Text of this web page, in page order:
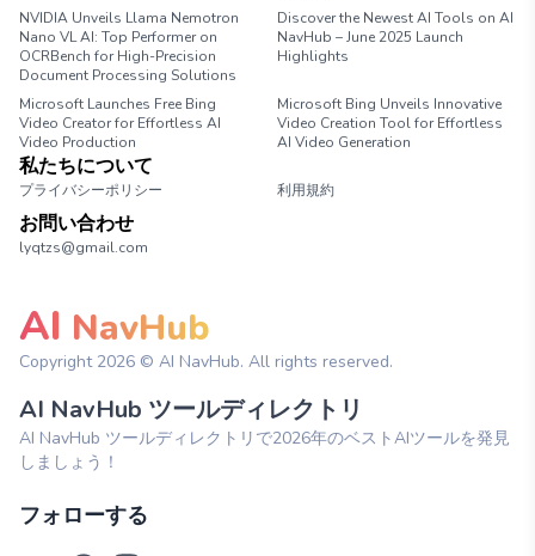
NVIDIA Unveils Llama Nemotron
Nano VL AI: Top Performer on
OCRBench for High-Precision
Document Processing Solutions
Discover the Newest AI Tools on AI
NavHub – June 2025 Launch
Highlights
Microsoft Launches Free Bing
Video Creator for Effortless AI
Video Production
Microsoft Bing Unveils Innovative
Video Creation Tool for Effortless
AI Video Generation
私たちについて
プライバシーポリシー 利用規約
お問い合わせ
lyqtzs@gmail.com
AI NavHub
Copyright 2026 © AI NavHub. All rights reserved.
AI NavHub ツールディレクトリ
AI NavHub ツールディレクトリで2026年のベストAIツールを発見
しましょう！
フォローする